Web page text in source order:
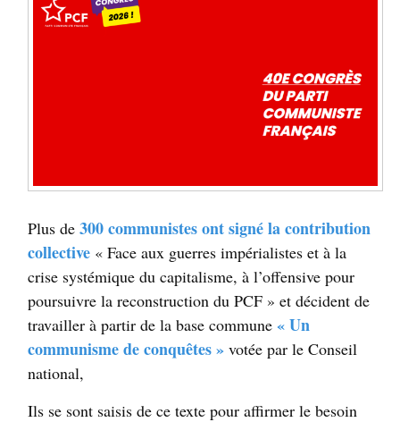
Plus de 300 communistes ont signé la contribution
collective « Face aux guerres impérialistes et à la
crise systémique du capitalisme, à l’offensive pour
poursuivre la reconstruction du PCF » et décident de
travailler à partir de la base commune «Un
communisme de conquêtes» votée par le Conseil
national,
Ils se sont saisis de ce texte pour affirmer le besoin